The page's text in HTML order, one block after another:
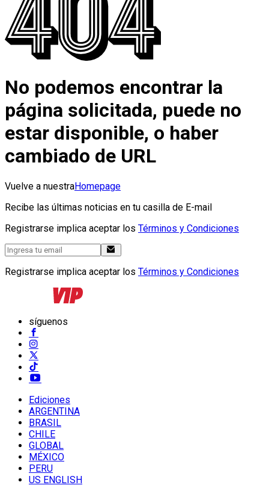
No podemos encontrar la
página solicitada, puede no
estar disponible, o haber
cambiado de URL
Vuelve a nuestraHomepage
Recibe las últimas noticias en tu casilla de E-mail
Registrarse implica aceptar los Términos y Condiciones
Registrarse implica aceptar los Términos y Condiciones
síguenos
Ediciones
ARGENTINA
BRASIL
CHILE
GLOBAL
MÉXICO
PERU
US ENGLISH